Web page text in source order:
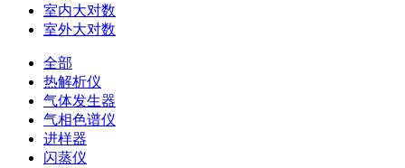
室内大对数
室外大对数
全部
热解析仪
气体发生器
气相色谱仪
进样器
闪蒸仪